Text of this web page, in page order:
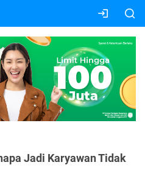
Jadi Karyawan Tidak